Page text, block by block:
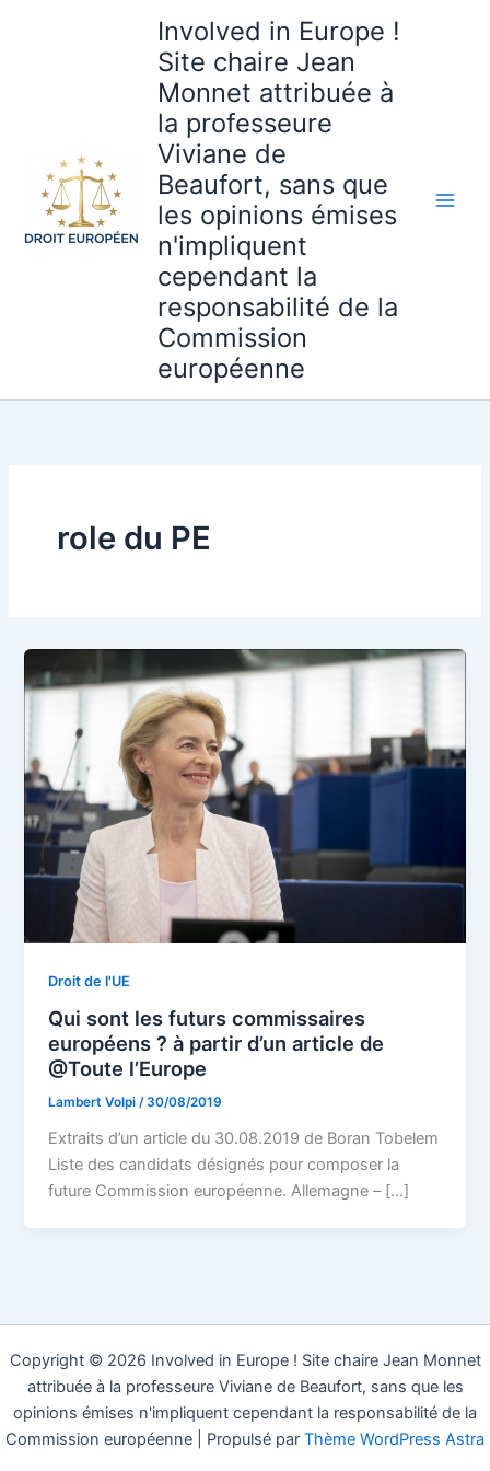
Involved in Europe !
Site chaire Jean
Monnet attribuée à
la professeure
Viviane de
Beaufort, sans que
les opinions émises
n'impliquent
cependant la
responsabilité de la
Commission
européenne
role du PE
Droit de l'UE
Qui sont les futurs commissaires
européens ? à partir d’un article de
@Toute l’Europe
Lambert Volpi/30/08/2019
Extraits d’un article du 30.08.2019 de Boran Tobelem
Liste des candidats désignés pour composer la
future Commission européenne. Allemagne – […]
Copyright © 2026 Involved in Europe ! Site chaire Jean Monnet
attribuée à la professeure Viviane de Beaufort, sans que les
opinions émises n'impliquent cependant la responsabilité de la
Commission européenne | Propulsé par Thème WordPress Astra